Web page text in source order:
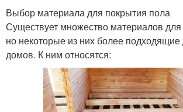
Выбор материала для покрытия пола
Существует множество материалов
но некоторые из них более
домов. К ним относятся: